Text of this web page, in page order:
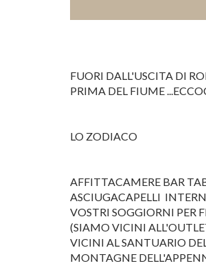
FUORI DALL'USCITA DI
PRIMA DEL FIUME
LO ZODIACO
AFFITTACAMERE BAR
ASCIUGACAPELLI
VOSTRI SOGGIORNI PER
(SIAMO VICINI
VICINI AL SANTUARIO
MONTAGNE